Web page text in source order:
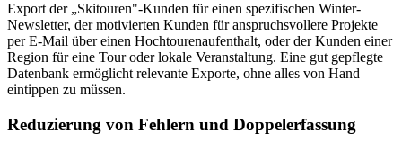
Export der „Skitouren"-Kunden für einen spezifischen Winter-
Newsletter, der motivierten Kunden für anspruchsvollere Projekte
per E-Mail über einen Hochtourenaufenthalt, oder der Kunden einer
Region für eine Tour oder lokale Veranstaltung. Eine gut gepflegte
Datenbank ermöglicht relevante Exporte, ohne alles von Hand
eintippen zu müssen.
Reduzierung von Fehlern und Doppelerfassung